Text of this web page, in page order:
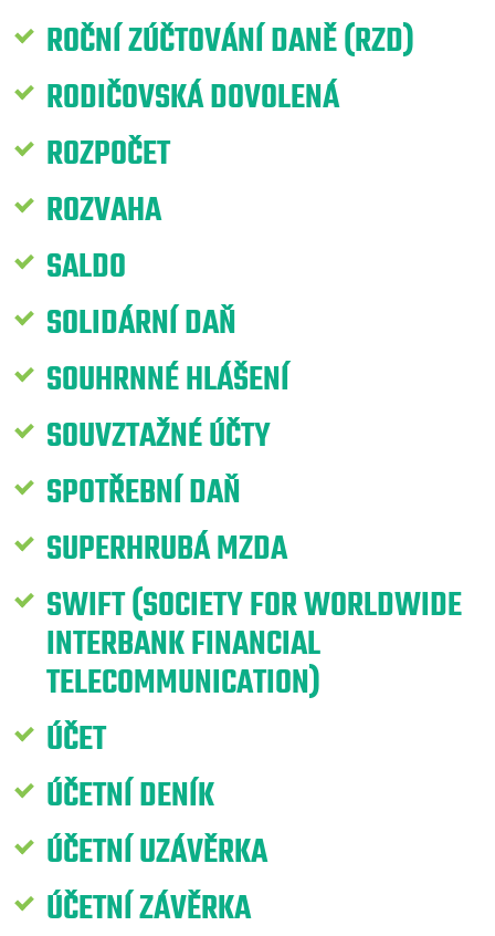
ROČNÍ ZÚČTOVÁNÍ DANĚ (RZD)
RODIČOVSKÁ DOVOLENÁ
ROZPOČET
ROZVAHA
SALDO
SOLIDÁRNÍ DAŇ
SOUHRNNÉ HLÁŠENÍ
SOUVZTAŽNÉ ÚČTY
SPOTŘEBNÍ DAŇ
SUPERHRUBÁ MZDA
SWIFT (SOCIETY FOR WORLDWIDE
INTERBANK FINANCIAL
TELECOMMUNICATION)
ÚČET
ÚČETNÍ DENÍK
ÚČETNÍ UZÁVĚRKA
ÚČETNÍ ZÁVĚRKA